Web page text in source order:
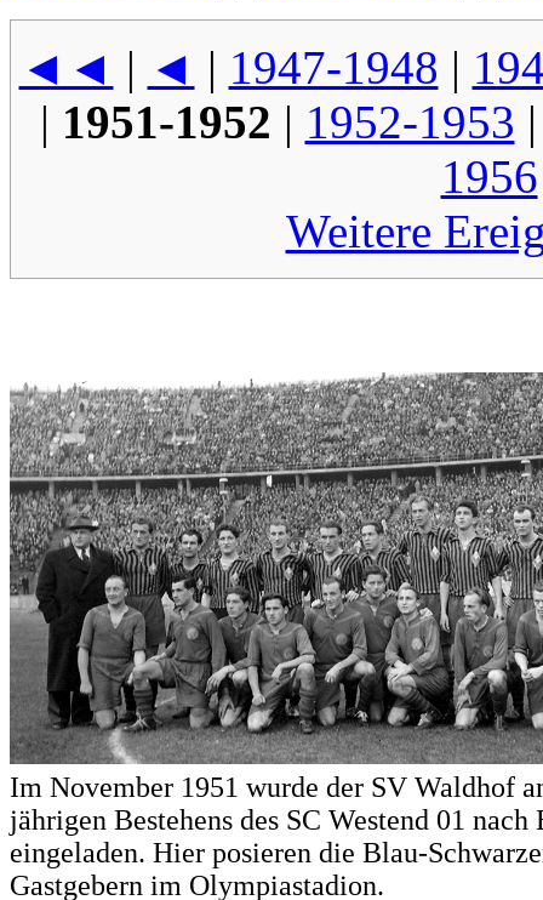
◄◄ | ◄ | 1947-1948 |
| 1951-1952 | 1952-1953
1956
Weitere
Im November 1951 wurde der SV Waldhof
jährigen Bestehens des SC Westend 01 nach
eingeladen. Hier posieren die Blau-
Gastgebern im Olympiastadion.